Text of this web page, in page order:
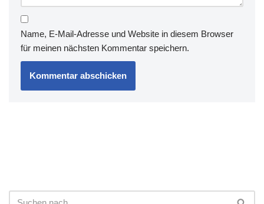
Name, E-Mail-Adresse und Website in diesem Browser
für meinen nächsten Kommentar speichern.